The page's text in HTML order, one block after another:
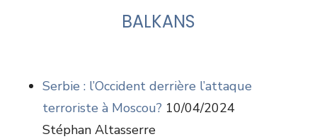
BALKANS
Serbie : l’Occident derrière l’attaque
terroriste à Moscou? 10/04/2024
Stéphan Altasserre